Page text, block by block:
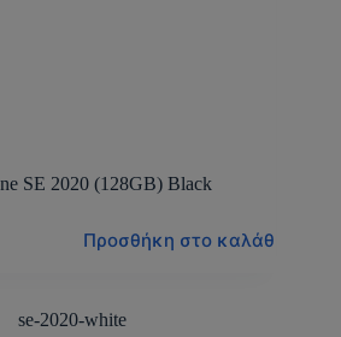
SE 2020 (128GB) Black
Προσθήκη στο καλάθι